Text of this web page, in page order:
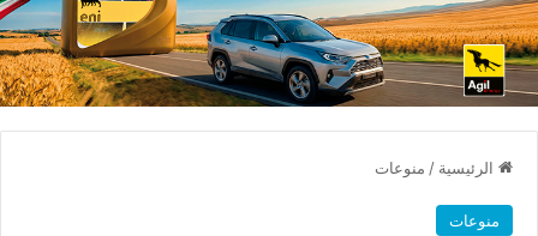
الرئيسية / منوعات
منوعات